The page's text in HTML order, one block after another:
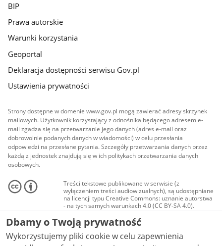
BIP
Prawa autorskie
Warunki korzystania
Geoportal
Deklaracja dostępności serwisu Gov.pl
Ustawienia prywatności
Strony dostępne w domenie www.gov.pl mogą zawierać adresy skrzynek
mailowych. Użytkownik korzystający z odnośnika będącego adresem e-
mail zgadza się na przetwarzanie jego danych (adres e-mail oraz
dobrowolnie podanych danych w wiadomości) w celu przesłania
odpowiedzi na przesłane pytania. Szczegóły przetwarzania danych przez
każdą z jednostek znajdują się w ich politykach przetwarzania danych
osobowych.
Treści tekstowe publikowane w serwisie (z
wyłączeniem treści audiowizualnych), są udostępniane
na licencji typu Creative Commons: uznanie autorstwa
- na tych samych warunkach 4.0 (CC BY-SA 4.0).
Materiały audiowizualne, w tym zdjęcia, materiały
audio i wideo, są udostępniane na licencji typu
Creative Commons: uznanie autorstwa użycie
niekomercyjne - bez utworów zależnych 4.0 (CC BY-
NC-ND 4.0), o ile nie jest to stwierdzone inaczej.
Dbamy o Twoją prywatność
Wykorzystujemy pliki cookie w celu zapewnienia